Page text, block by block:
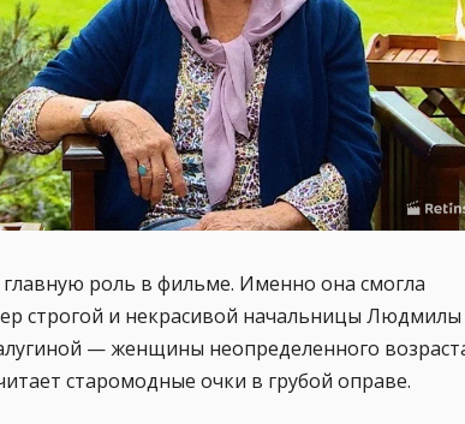
главную роль в фильме. Именно она смогла
строгой и некрасивой начальницы Людмилы
— женщины неопределенного
старомодные очки в грубой оправе.